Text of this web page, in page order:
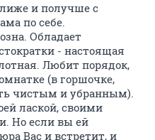
и получше с
по себе.
Обладает
- настоящая
Любит порядок,
(в горшочке,
чистым и убранным).
лаской, своими
Но если вы ей
Вас и встретит, и